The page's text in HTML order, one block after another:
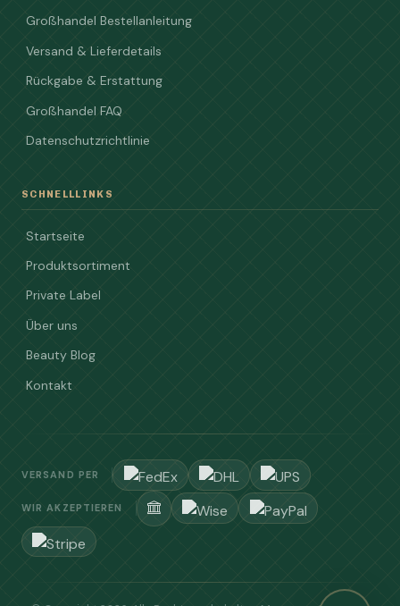
Großhandel Bestellanleitung
Versand & Lieferdetails
Rückgabe & Erstattung
Großhandel FAQ
Datenschutzrichtlinie
SCHNELLLINKS
Startseite
Produktsortiment
Private Label
Über uns
Beauty Blog
Kontakt
VERSAND PER
WIR AKZEPTIEREN